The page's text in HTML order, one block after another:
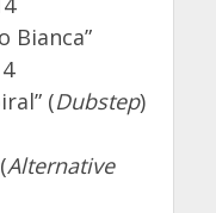
Bianca”
(Dubstep)
Alternative